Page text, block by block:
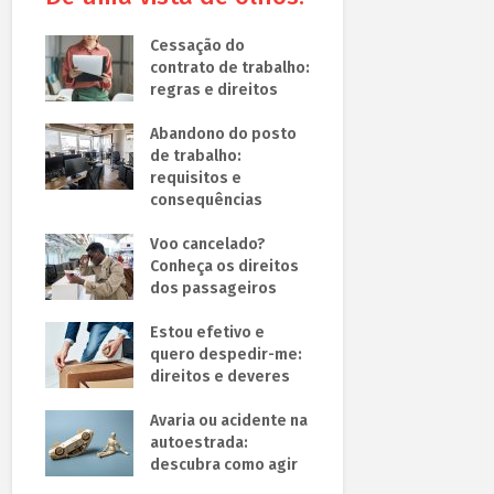
Cessação do
contrato de trabalho:
regras e direitos
Abandono do posto
de trabalho:
requisitos e
consequências
Voo cancelado?
Conheça os direitos
dos passageiros
Estou efetivo e
quero despedir-me:
direitos e deveres
Avaria ou acidente na
autoestrada:
descubra como agir